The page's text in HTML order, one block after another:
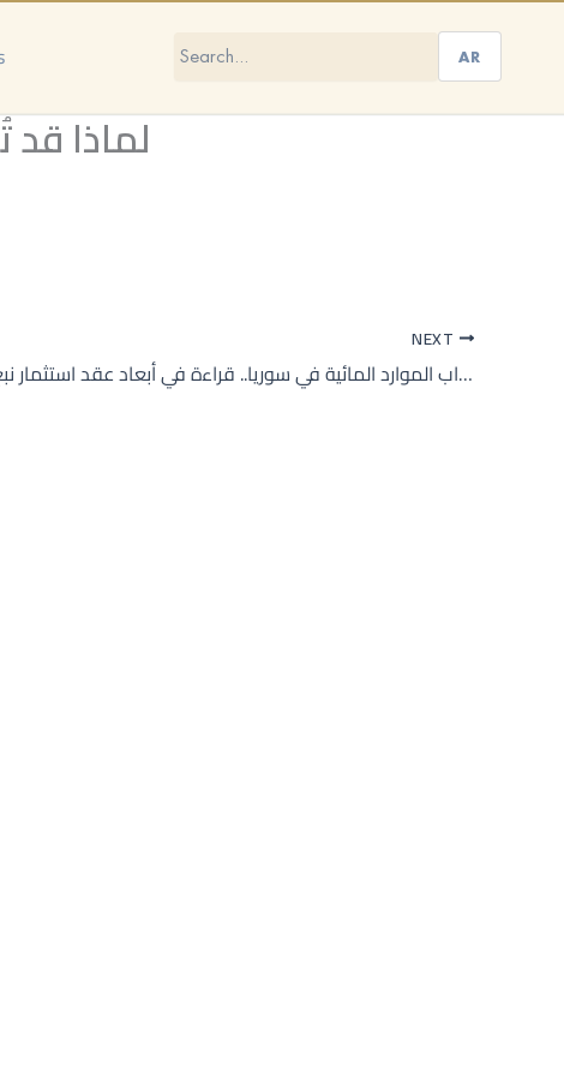
AR
لماذا
NEXT
الخصخصة تدق أبواب الموارد المائية في سوريا.. قراءة في أبعاد عقد استثمار نبع دريكيش